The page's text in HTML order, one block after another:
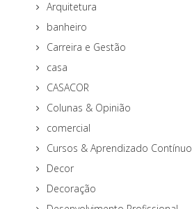
Arquitetura
banheiro
Carreira e Gestão
casa
CASACOR
Colunas & Opinião
comercial
Cursos & Aprendizado Contínuo
Decor
Decoração